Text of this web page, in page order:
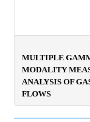
MULTIPLE
MODALITY
ANALYSIS OF
FLOWS